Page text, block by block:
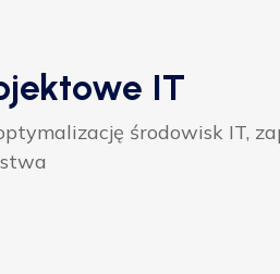
IT
środowisk IT,